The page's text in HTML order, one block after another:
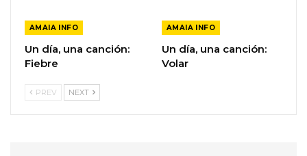
AMAIA INFO
Un día, una canción:
Fiebre
AMAIA INFO
Un día, una canción:
Volar
PREV NEXT